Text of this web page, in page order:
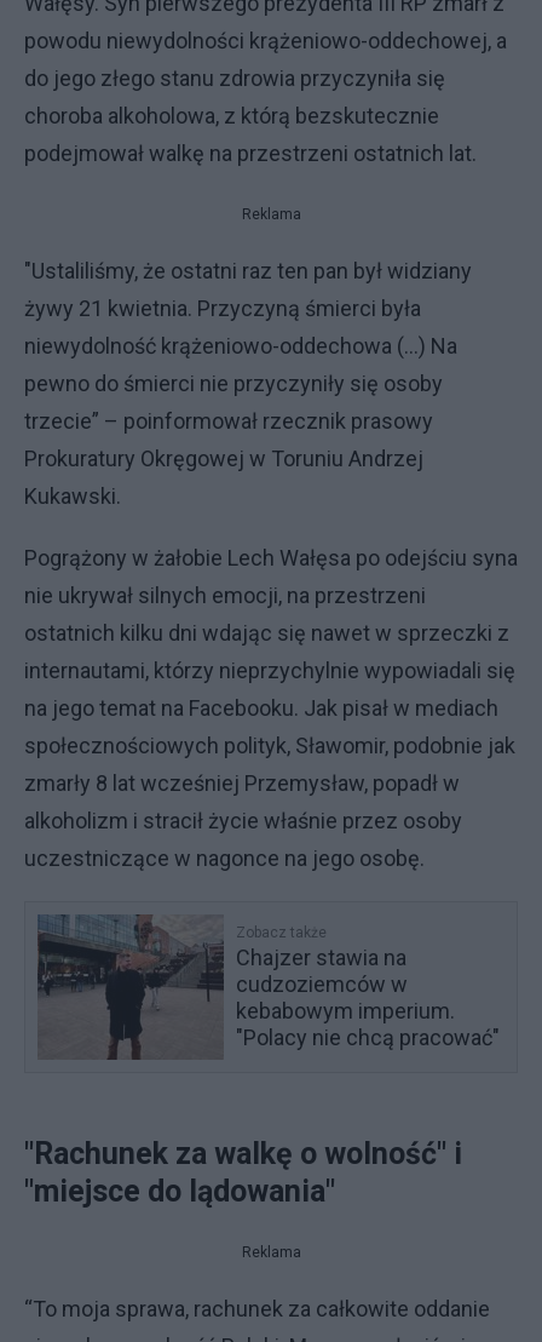
powodu niewydolności krążeniowo-oddechowej, a
do jego złego stanu zdrowia przyczyniła się
choroba alkoholowa, z którą bezskutecznie
podejmował walkę na przestrzeni ostatnich lat.
Reklama
"Ustaliliśmy, że ostatni raz ten pan był widziany
żywy 21 kwietnia. Przyczyną śmierci była
niewydolność krążeniowo-oddechowa (...) Na
pewno do śmierci nie przyczyniły się osoby
trzecie” – poinformował rzecznik prasowy
Prokuratury Okręgowej w Toruniu Andrzej
Kukawski.
Pogrążony w żałobie Lech Wałęsa po odejściu syna
nie ukrywał silnych emocji, na przestrzeni
ostatnich kilku dni wdając się nawet w sprzeczki z
internautami, którzy nieprzychylnie wypowiadali się
na jego temat na Facebooku. Jak pisał w mediach
społecznościowych polityk, Sławomir, podobnie jak
zmarły 8 lat wcześniej Przemysław, popadł w
alkoholizm i stracił życie właśnie przez osoby
uczestniczące w nagonce na jego osobę.
Zobacz także
Chajzer stawia na
cudzoziemców w
kebabowym imperium.
"Polacy nie chcą pracować"
"Rachunek za walkę o wolność" i
"miejsce do lądowania"
Reklama
“To moja sprawa, rachunek za całkowite oddanie